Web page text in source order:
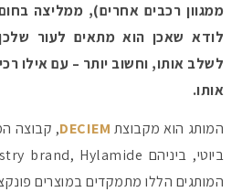
ממגוון רכבים אחרים), ממליצה
לודא שאכן הוא מתאים לעור
לשלב אותו, וחשוב יותר – עם אילו
אותו.
המותג הוא מקבוצת DECIEM, קבוצה
המותגים הללו מתמקדים במוצרים